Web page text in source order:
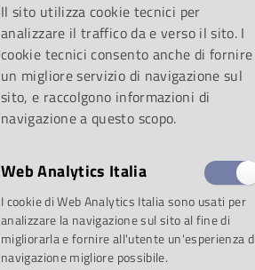
Il sito utilizza cookie tecnici per
analizzare il traffico da e verso il sito. I
cookie tecnici consento anche di fornire
un migliore servizio di navigazione sul
sito, e raccolgono informazioni di
navigazione a questo scopo.
Web Analytics Italia
I cookie di Web Analytics Italia sono usati per
analizzare la navigazione sul sito al fine di
migliorarla e fornire all'utente un'esperienza
navigazione migliore possibile.